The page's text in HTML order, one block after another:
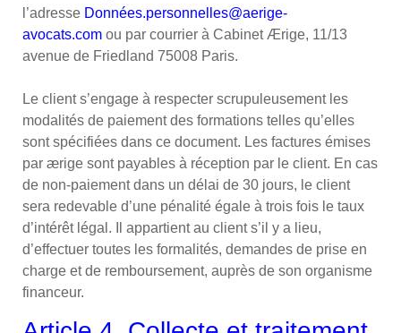
l’adresse Données.personnelles@aerige-
avocats.com ou par courrier à Cabinet Ærige, 11/13
avenue de Friedland 75008 Paris.
Le client s’engage à respecter scrupuleusement les
modalités de paiement des formations telles qu’elles
sont spécifiées dans ce document. Les factures émises
par ærige sont payables à réception par le client. En cas
de non-paiement dans un délai de 30 jours, le client
sera redevable d’une pénalité égale à trois fois le taux
d’intérêt légal. Il appartient au client s’il y a lieu,
d’effectuer toutes les formalités, demandes de prise en
charge et de remboursement, auprès de son organisme
financeur.